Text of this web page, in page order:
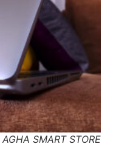
SMART STORE